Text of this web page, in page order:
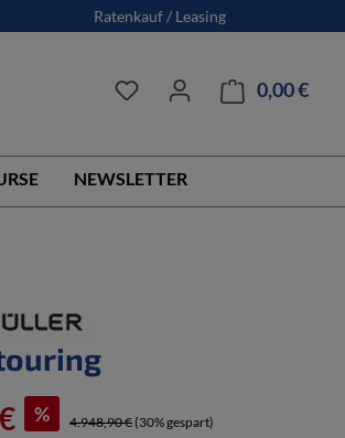
Ratenkauf / Leasing
0,00 €
NEWSLETTER
% 4.948,90 € (30% gespart)